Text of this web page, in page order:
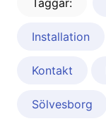
Taggar:
Installation
Kontakt
Sölvesborg